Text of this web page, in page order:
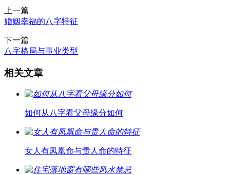
上一篇
婚姻幸福的八字特征
下一篇
八字格局与事业类型
相关文章
如何从八字看父母缘分如何
女人有凤凰命与贵人命的特征